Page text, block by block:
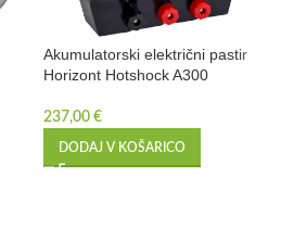
Akumulatorski električni pastir
Horizont Hotshock A300
237,00 €
DODAJ V KOŠARICO